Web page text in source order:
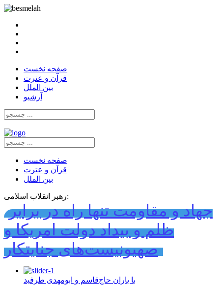
صفحه نخست
قرآن و عترت
بین الملل
آرشیو
صفحه نخست
قرآن و عترت
بین الملل
رهبر انقلاب اسلامی:
جهاد و مقاومت تنها راه در برابر
ظلم و بیداد دولت امریکا و
صهیونیست‌های جنایتکار
با یاران حاج‌قاسم و ابومهدی طرفید